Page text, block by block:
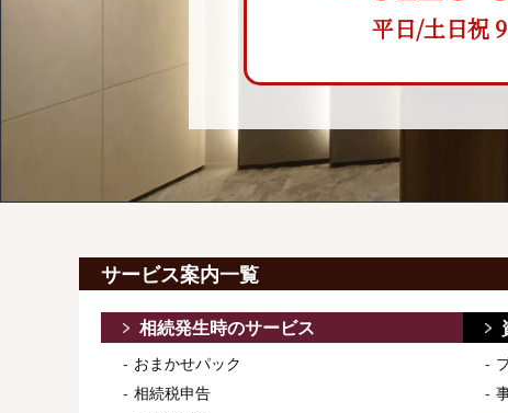
平日/土日祝
サービス案内一覧
相続発生時のサービス
おまかせパック
相続税申告